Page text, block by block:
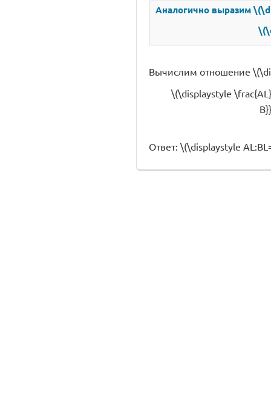
Аналогично выразим
Вычислим отношение
\(\displaystyle
Ответ: \(\displaystyle